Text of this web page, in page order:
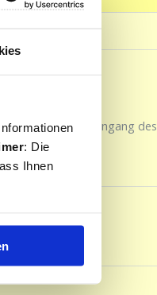
: Die
Ihnen
im Verkauf am Eingang des